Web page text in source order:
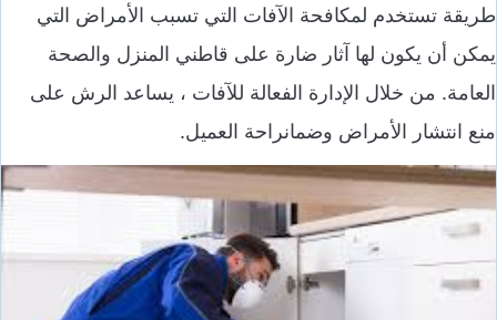
طريقة تستخدم لمكافحة الآفات التي تسبب الأمراض التي
يمكن أن يكون لها آثار ضارة على قاطني المنزل والصحة
العامة. من خلال الإدارة الفعالة للآفات ، يساعد الرش على
منع انتشار الأمراض وضمانراحة العميل.